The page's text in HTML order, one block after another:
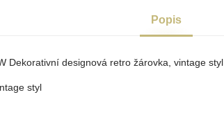
Popis
Dekorativní designová retro žárovka, vintage styl
styl